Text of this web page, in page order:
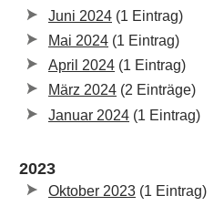
Juni 2024 (1 Eintrag)
Mai 2024 (1 Eintrag)
April 2024 (1 Eintrag)
März 2024 (2 Einträge)
Januar 2024 (1 Eintrag)
2023
Oktober 2023 (1 Eintrag)